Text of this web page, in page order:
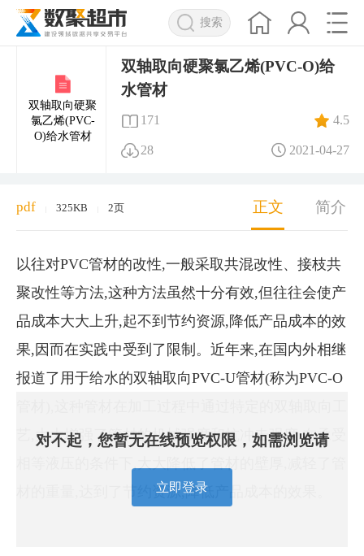
搜索
双轴取向硬聚
氯乙烯(PVC-
O)给水管材
双轴取向硬聚氯乙烯(PVC-O)给
水管材
171 4.5
28 2021-04-27
pdf 325KB 2页 正文 简介
以往对PVC管材的改性,一般采取共混改性、接枝共
聚改性等方法,这种方法虽然十分有效,但往往会使产
品成本大大上升,起不到节约资源,降低产品成本的效
果,因而在实践中受到了限制。近年来,在国内外相继
报道了用于给水的双轴取向PVC-U管材(称为PVC-O
艺,大大增强了管材的机械强度和抗冲击强度,在承受
材的重量,达到了节约资源,降低产品成本的效果。
对不起，您暂无在线预览权限，如需浏览请
立即登录